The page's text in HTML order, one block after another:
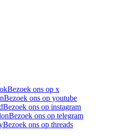
Bezoek ons op x
Bezoek ons op youtube
Bezoek ons op instagram
Bezoek ons op telegram
Bezoek ons op threads